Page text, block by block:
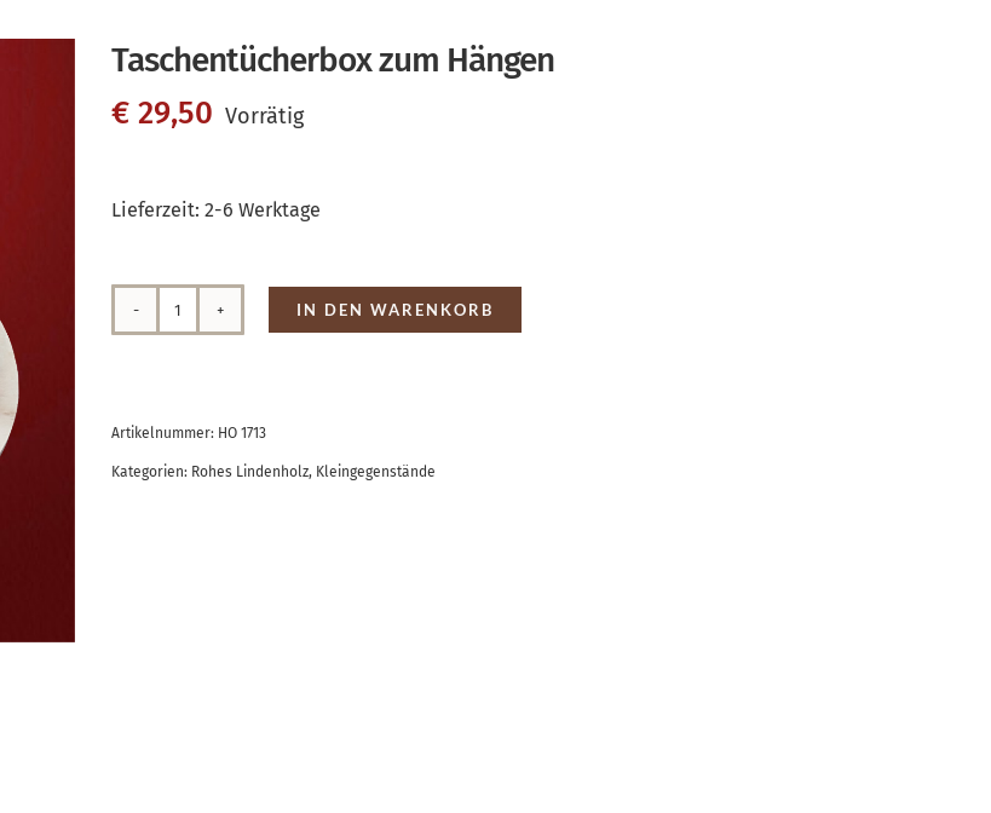
Taschentücherbox zum Hängen
€ 29,50 Vorrätig
Lieferzeit: 2-6 Werktage
Taschentücherbox
Menge
IN DEN WARENKORB
Artikelnummer: HO 1713
Kategorien: Rohes Lindenholz, Kleingegenstände